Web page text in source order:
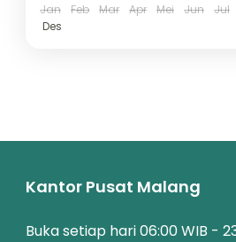
Jan Feb Mar Apr Mei Jun Jul
Des
Kantor Pusat Malang
Buka setiap hari 06:00 WIB -